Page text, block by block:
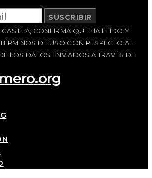
SUSCRIBIR
CASILLA, CONFIRMA QUE HA LEÍDO Y
DE USO CON RESPECTO AL
LOS DATOS ENVIADOS A TRAVÉS DE